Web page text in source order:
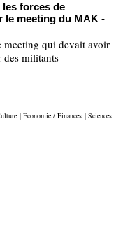
forces de
le meeting du MAK -
qui devait avoir
des militants
| Economie / Finances | Sciences